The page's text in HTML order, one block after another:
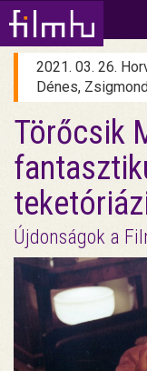
2021. 03. 26.
Dénes,
Törőcsik
Újdonságok a